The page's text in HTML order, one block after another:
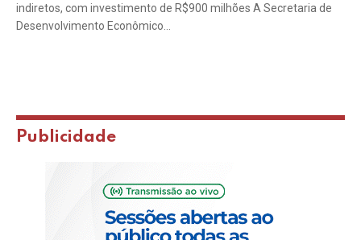
indiretos, com investimento de R$900 milhões A Secretaria de
Desenvolvimento Econômico…
Publicidade